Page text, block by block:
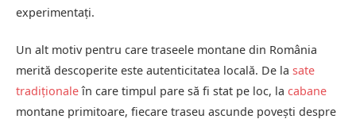
experimentați.
Un alt motiv pentru care traseele montane din România
merită descoperite este autenticitatea locală. De la sate
tradiționaleîn care timpul pare să fi stat pe loc, la cabane
montane primitoare, fiecare traseu ascunde povești despre